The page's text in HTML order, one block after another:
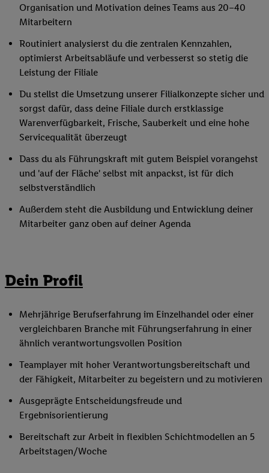
Organisation und Motivation deines Teams aus 20–40
Mitarbeitern
Routiniert analysierst du die zentralen Kennzahlen,
optimierst Arbeitsabläufe und verbesserst so stetig die
Leistung der Filiale
Du stellst die Umsetzung unserer Filialkonzepte sicher und
sorgst dafür, dass deine Filiale durch erstklassige
Warenverfügbarkeit, Frische, Sauberkeit und eine hohe
Servicequalität überzeugt
Dass du als Führungskraft mit gutem Beispiel vorangehst
und 'auf der Fläche' selbst mit anpackst, ist für dich
selbstverständlich
Außerdem steht die Ausbildung und Entwicklung deiner
Mitarbeiter ganz oben auf deiner Agenda
Dein Profil
Mehrjährige Berufserfahrung im Einzelhandel oder einer
vergleichbaren Branche mit Führungserfahrung in einer
ähnlich verantwortungsvollen Position
Teamplayer mit hoher Verantwortungsbereitschaft und
der Fähigkeit, Mitarbeiter zu begeistern und zu motivieren
Ausgeprägte Entscheidungsfreude und
Ergebnisorientierung
Bereitschaft zur Arbeit in flexiblen Schichtmodellen an 5
Arbeitstagen/Woche